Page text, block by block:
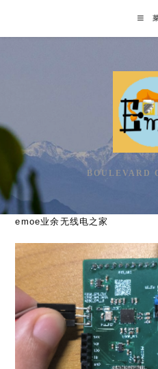
content
BOULEVARD
emoe业余无线电之家